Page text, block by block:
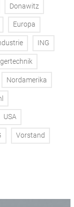
Donawitz
Europa
ING
Nordamerika
USA
Vorstand